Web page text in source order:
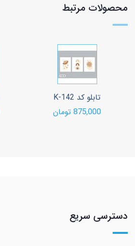
محصولات مرتبط
تابلو کد K-142
875,000 تومان
دسترسی سریع